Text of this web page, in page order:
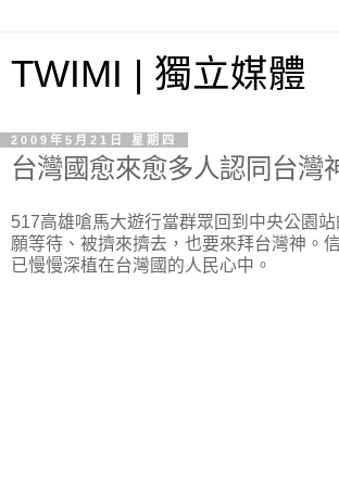
TWIMI | 獨立媒體
2009年5月21日 星期四
台灣國愈來愈多人認同台灣
517高雄嗆馬大遊行當群眾回到中央公園
願等待、被擠來擠去，也要來拜台灣神。
已慢慢深植在台灣國的人民心中。